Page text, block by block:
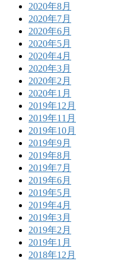
2020年8月
2020年7月
2020年6月
2020年5月
2020年4月
2020年3月
2020年2月
2020年1月
2019年12月
2019年11月
2019年10月
2019年9月
2019年8月
2019年7月
2019年6月
2019年5月
2019年4月
2019年3月
2019年2月
2019年1月
2018年12月